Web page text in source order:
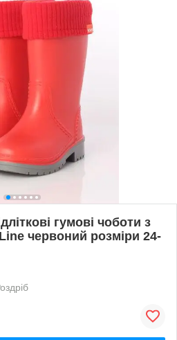
гумові чоботи з
червоний розміри 24-